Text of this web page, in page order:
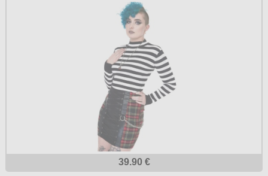
39.90 €